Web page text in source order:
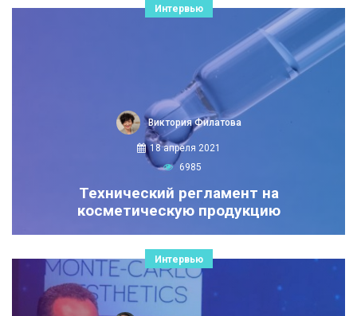
Интервью
Виктория Филатова
18 апреля 2021
6985
Технический регламент на
косметическую продукцию
Интервью